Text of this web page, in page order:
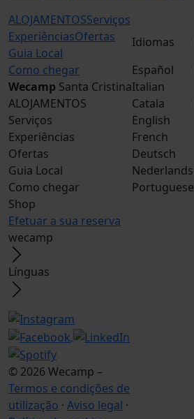
ALOJAMENTOSServiços
ExperiênciasOfertas
Guia Local
Como chegar
Wecamp Santa Cristina
ALOJAMENTOS
Serviços
Experiências
Ofertas
Guia Local
Como chegar
Shop
Efetuar a sua reserva
wecamp
Línguas
© 2026 Wecamp –
Termos e condições de
utilização · Aviso legal ·
Idiomas
Español
Italian
Catala
English
French
Deutsch
Nederlands
Portuguese